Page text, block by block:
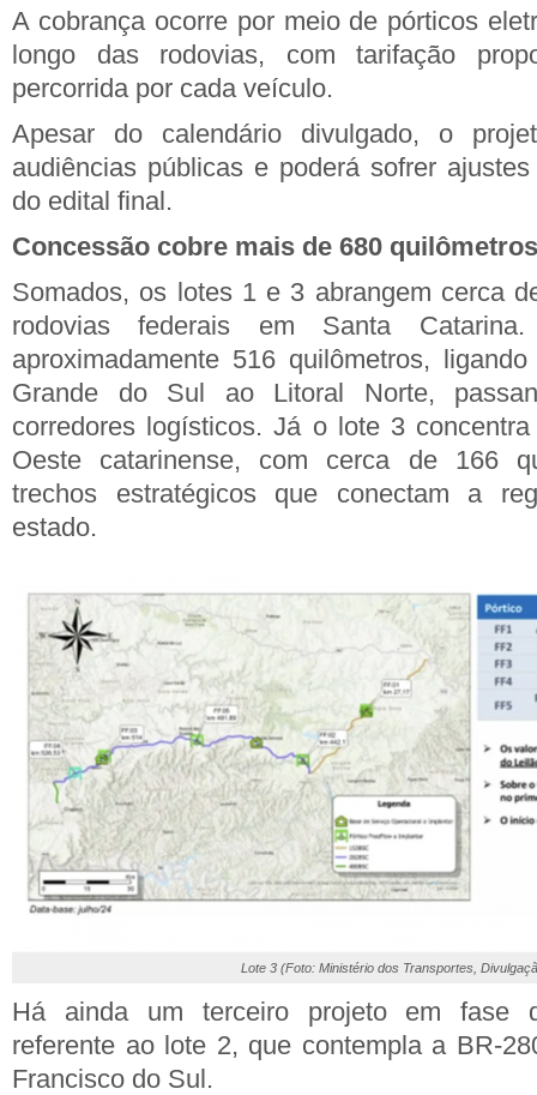
A cobrança ocorre por meio de pórticos
longo das rodovias, com tarifação
percorrida por cada veículo.
Apesar do calendário divulgado, o
audiências públicas e poderá sofrer
do edital final.
Concessão cobre mais de 680 quilômetros
Somados, os lotes 1 e 3 abrangem cerca
rodovias federais em Santa
aproximadamente 516 quilômetros,
Grande do Sul ao Litoral Norte,
corredores logísticos. Já o lote 3
Oeste catarinense, com cerca de 166
trechos estratégicos que conectam a
estado.
Lote 3 (Foto: Ministério dos Transportes,
Há ainda um terceiro projeto em fase
referente ao lote 2, que contempla a BR-
Francisco do Sul.